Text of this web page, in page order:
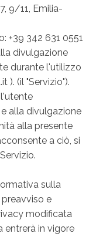
9/11, Emilia-
+39 342 631 0551
divulgazione
durante l'utilizzo
). (il "Servizio").
alla divulgazione
alla presente
a ciò, si
sulla
e
modificata
entrerà in vigore